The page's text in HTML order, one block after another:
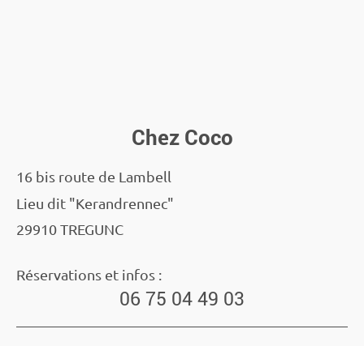
Chez Coco
16 bis route de Lambell
Lieu dit "Kerandrennec"
29910 TREGUNC
Réservations et infos :
06 75 04 49 03